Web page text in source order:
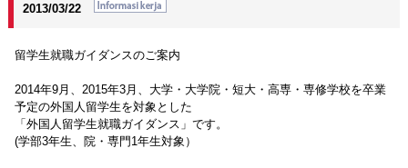
2013/03/22
留学生就職ガイダンスのご案内
2014年9月、2015年3月、大学・大学院・短大・高専・専修学校を卒業
予定の外国人留学生を対象とした
「外国人留学生就職ガイダンス」です。
(学部3年生、院・専門1年生対象）